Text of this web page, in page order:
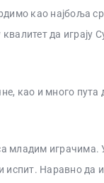
као најбоља
да играју
као и много пута
младим играчима.
испит. Наравно да